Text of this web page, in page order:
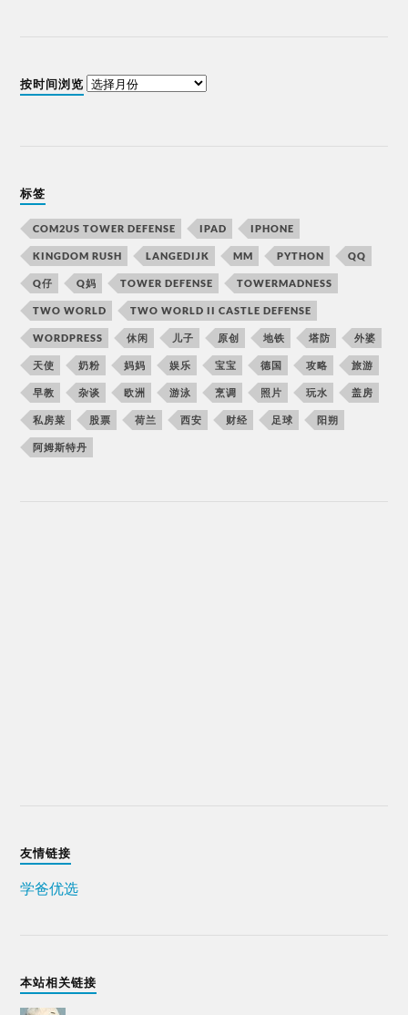
按时间浏览
标签
COM2US TOWER DEFENSE IPAD IPHONE
KINGDOM RUSH LANGEDIJK MM PYTHON QQ
Q仔 Q妈 TOWER DEFENSE TOWERMADNESS
TWO WORLD TWO WORLD II CASTLE DEFENSE
WORDPRESS 休闲 儿子 原创 地铁 塔防 外婆
天使 奶粉 妈妈 娱乐 宝宝 德国 攻略 旅游
早教 杂谈 欧洲 游泳 烹调 照片 玩水 盖房
私房菜 股票 荷兰 西安 财经 足球 阳朔
阿姆斯特丹
友情链接
学爸优选
本站相关链接